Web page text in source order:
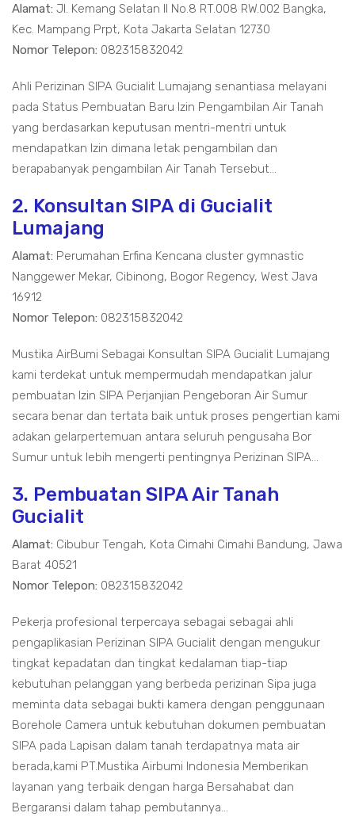
Alamat: Jl. Kemang Selatan II No.8 RT.008 RW.002 Bangka,
Kec. Mampang Prpt, Kota Jakarta Selatan 12730
Nomor Telepon: 082315832042
Ahli Perizinan SIPA Gucialit Lumajang senantiasa melayani
pada Status Pembuatan Baru Izin Pengambilan Air Tanah
yang berdasarkan keputusan mentri-mentri untuk
mendapatkan Izin dimana letak pengambilan dan
berapabanyak pengambilan Air Tanah Tersebut...
2. Konsultan SIPA di Gucialit
Lumajang
Alamat: Perumahan Erfina Kencana cluster gymnastic
Nanggewer Mekar, Cibinong, Bogor Regency, West Java
16912
Nomor Telepon: 082315832042
Mustika AirBumi Sebagai Konsultan SIPA Gucialit Lumajang
kami terdekat untuk mempermudah mendapatkan jalur
pembuatan Izin SIPA Perjanjian Pengeboran Air Sumur
secara benar dan tertata baik untuk proses pengertian kami
adakan gelarpertemuan antara seluruh pengusaha Bor
Sumur untuk lebih mengerti pentingnya Perizinan SIPA...
3. Pembuatan SIPA Air Tanah
Gucialit
Alamat: Cibubur Tengah, Kota Cimahi Cimahi Bandung, Jawa
Barat 40521
Nomor Telepon: 082315832042
Pekerja profesional terpercaya sebagai sebagai ahli
pengaplikasian Perizinan SIPA Gucialit dengan mengukur
tingkat kepadatan dan tingkat kedalaman tiap-tiap
kebutuhan pelanggan yang berbeda perizinan Sipa juga
meminta data sebagai bukti kamera dengan penggunaan
Borehole Camera untuk kebutuhan dokumen pembuatan
SIPA pada Lapisan dalam tanah terdapatnya mata air
berada,kami PT.Mustika Airbumi Indonesia Memberikan
layanan yang terbaik dengan harga Bersahabat dan
Bergaransi dalam tahap pembutannya...